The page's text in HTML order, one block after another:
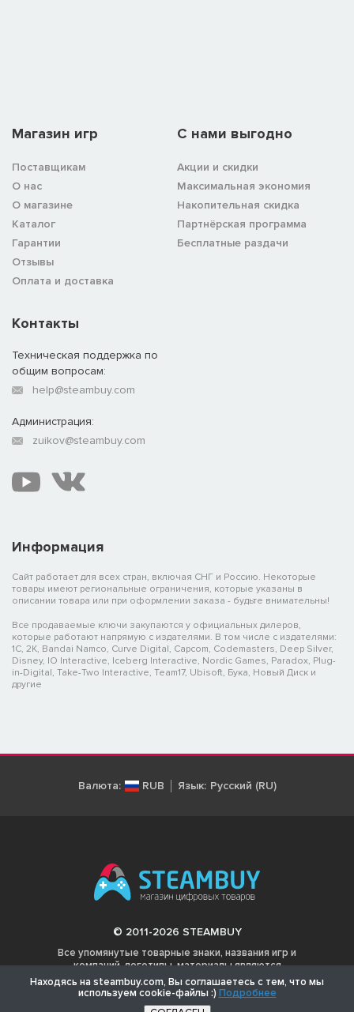
Магазин игр
Поставщикам
О нас
О магазине
Каталог
Гарантии
Отзывы
Оплата и доставка
C нами выгодно
Акции и скидки
Максимальная экономия
Накопительная скидка
Партнёрская программа
Бесплатные раздачи
Информация
Сайт работает для всех стран, включая СНГ и Россию. Некоторые
товары имеют региональные ограничения, которые указаны в
описании товара или при оформлении заказа - будьте внимательны!
Все продаваемые ключи закупаются у официальных дилеров,
которые работают напрямую с издателями. В том числе с издателями:
1C, 2K, Bandai Namco, Curve Digital, Capcom, Codemasters, Deep Silver,
Disney, IO Interactive, Iceberg Interactive, Nordic Games, Paradox, Plug-
in-Digital, Take-Two Interactive, Team17, Ubisoft, Бука, Новый Диск и
другие
Контакты
Техническая поддержка по
общим вопросам:
help@steambuy.com
Администрация:
zuikov@steambuy.com
Валюта: RUB Язык: Русский (RU)
© 2011-2026 STEAMBUY
Все упомянутые товарные знаки, названия игр и
компаний, логотипы, материалы являются
собственностью соответствующих владельцев.
Находясь на steambuy.com, Вы соглашаетесь с тем, что мы
используем cookie-файлы :) Подробнее